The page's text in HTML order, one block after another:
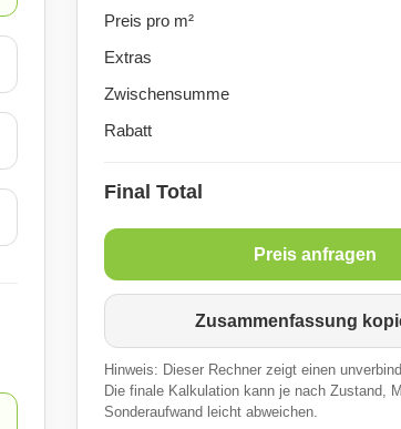
Preis pro m²
Extras
Zwischensumme
Rabatt
Final Total
Preis anfragen
Zusammenfassung
Hinweis: Dieser Rechner zeigt einen
Die finale Kalkulation kann je nach Zustand,
Sonderaufwand leicht abweichen.